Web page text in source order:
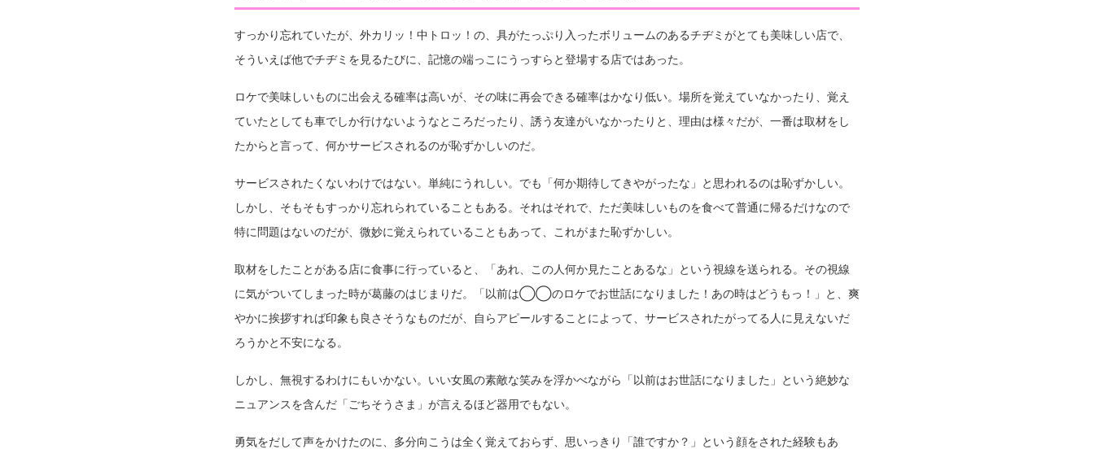
すっかり忘れていたが、外カリッ！中トロッ！の、具がたっぷり入ったボリュームのあるチヂミがとても美味しい店で、
そういえば他でチヂミを見るたびに、記憶の端っこにうっすらと登場する店ではあった。
ロケで美味しいものに出会える確率は高いが、その味に再会できる確率はかなり低い。場所を覚えていなかったり、覚え
ていたとしても車でしか行けないようなところだったり、誘う友達がいなかったりと、理由は様々だが、一番は取材をし
たからと言って、何かサービスされるのが恥ずかしいのだ。
サービスされたくないわけではない。単純にうれしい。でも「何か期待してきやがったな」と思われるのは恥ずかしい。
しかし、そもそもすっかり忘れられていることもある。それはそれで、ただ美味しいものを食べて普通に帰るだけなので
特に問題はないのだが、微妙に覚えられていることもあって、これがまた恥ずかしい。
取材をしたことがある店に食事に行っていると、「あれ、この人何か見たことあるな」という視線を送られる。その視線
に気がついてしまった時が葛藤のはじまりだ。「以前は◯◯のロケでお世話になりました！あの時はどうもっ！」と、爽
やかに挨拶すれば印象も良さそうなものだが、自らアピールすることによって、サービスされたがってる人に見えないだ
ろうかと不安になる。
しかし、無視するわけにもいかない。いい女風の素敵な笑みを浮かべながら「以前はお世話になりました」という絶妙な
ニュアンスを含んだ「ごちそうさま」が言えるほど器用でもない。
勇気をだして声をかけたのに、多分向こうは全く覚えておらず、思いっきり「誰ですか？」という顔をされた経験もあ